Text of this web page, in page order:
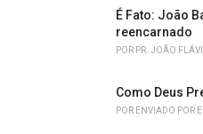
É Fato: João
reencarnado
POR PR. JOÃO
Como Deus
POR ENVIADO POR